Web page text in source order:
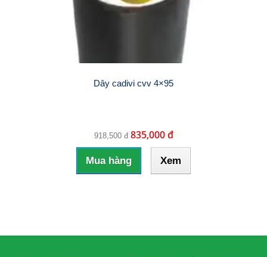
Dây cadivi cvv 4×95
918,500 đ 835,000 đ
Mua hàng Xem